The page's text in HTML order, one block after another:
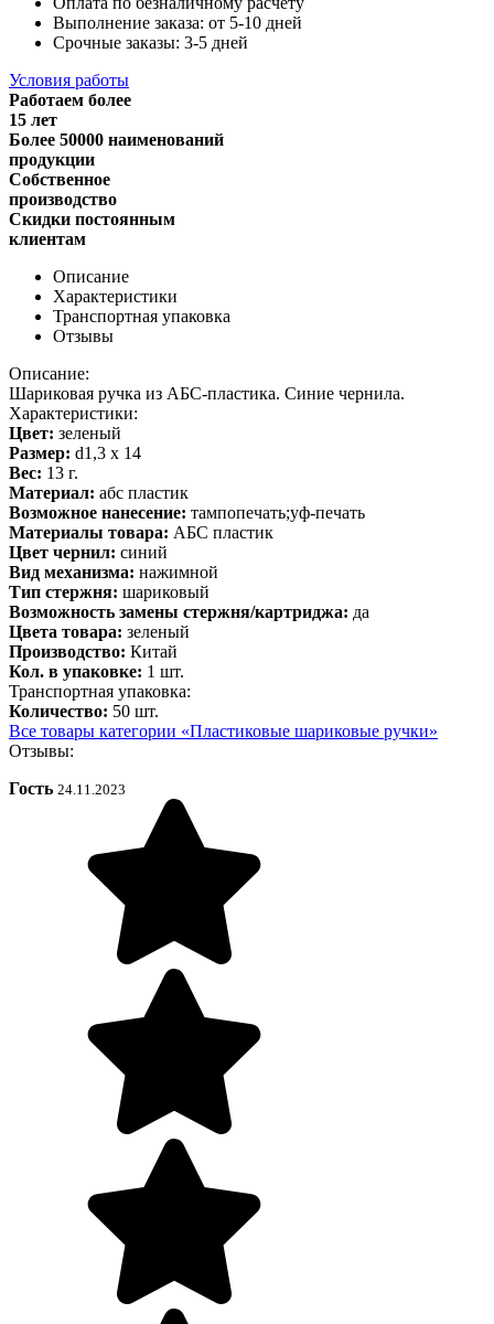
Выполнение заказа: от 5-10 дней
Срочные заказы: 3-5 дней
Условия работы
Работаем более
15 лет
Более 50000 наименований
продукции
Собственное
производство
Скидки постоянным
клиентам
Описание
Характеристики
Транспортная упаковка
Отзывы
Описание:
Шариковая ручка из АБС-пластика. Синие чернила.
Характеристики:
Цвет: зеленый
Размер: d1,3 х 14
Вес: 13 г.
Материал: абс пластик
Возможное нанесение: тампопечать;уф-печать
Материалы товара: АБС пластик
Цвет чернил: синий
Вид механизма: нажимной
Тип стержня: шариковый
Возможность замены стержня/картриджа: да
Цвета товара: зеленый
Производство: Китай
Кол. в упаковке: 1 шт.
Транспортная упаковка:
Количество: 50 шт.
Все товары категории «Пластиковые шариковые ручки»
Отзывы:
Гость 24.11.2023